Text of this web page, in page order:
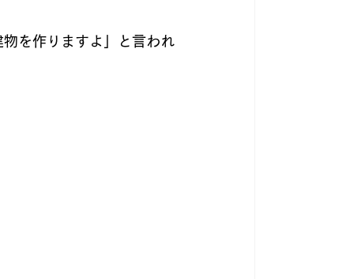
を作りますよ」と言われ